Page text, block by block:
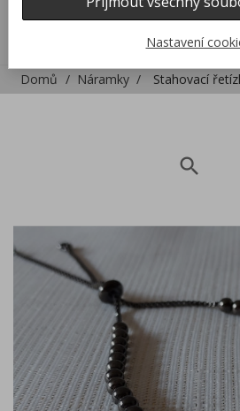
Domů Náramky Stahovací
search
Nastavení